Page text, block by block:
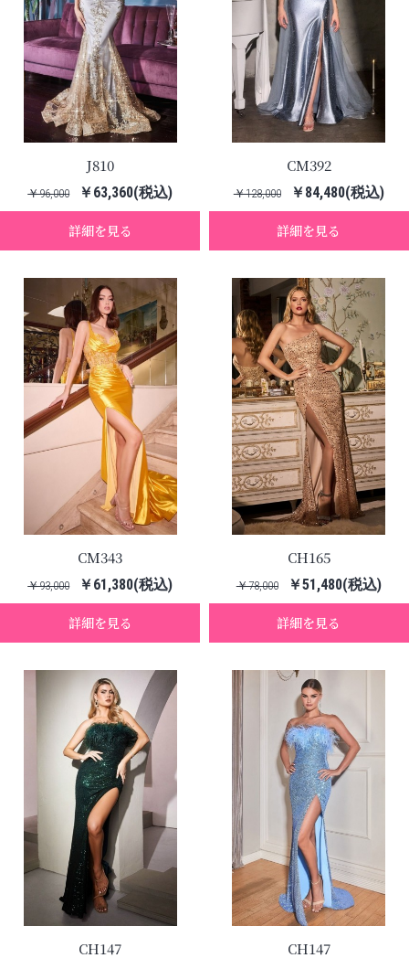
J810
￥96,000 ￥63,360(税込)
詳細を見る
CM392
￥128,000 ￥84,480(税込)
詳細を見る
CM343
￥93,000 ￥61,380(税込)
詳細を見る
CH165
￥78,000 ￥51,480(税込)
詳細を見る
CH147 CH147